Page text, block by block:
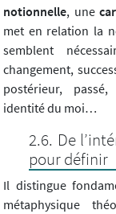
notionnelle, une
met en relation la
semblent
changement,
postérieur,
identité du moi…
De
pour définir
Il distingue
métaphysique